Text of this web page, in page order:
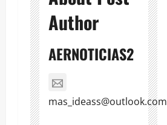
Author
AERNOTICIAS2
mas_ideass@outlook.com